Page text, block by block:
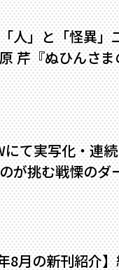
人」と「怪異
芹『ぬひんさま
て実写化・連
挑む戦慄のダ
8月の新刊紹介